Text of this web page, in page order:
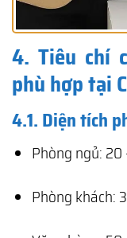
4. Tiêu chí
phù hợp tại
4.1. Diện tích
Phòng ngủ: 20
Phòng khách: